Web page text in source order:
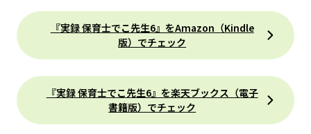
『実録 保育士でこ先生6』をAmazon（Kindle
版）でチェック
『実録 保育士でこ先生6』を楽天ブックス（電子
書籍版）でチェック